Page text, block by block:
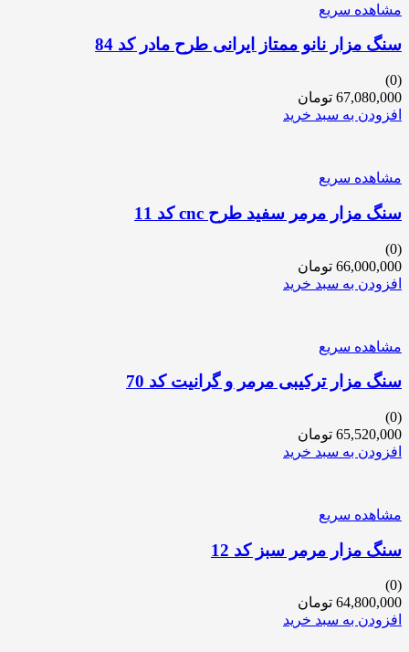
مشاهده سریع
سنگ مزار نانو ممتاز ایرانی طرح مادر کد 84
(0)
67,080,000 تومان
افزودن به سبد خرید
مشاهده سریع
سنگ مزار مرمر سفید طرح cnc کد 11
(0)
66,000,000 تومان
افزودن به سبد خرید
مشاهده سریع
سنگ مزار ترکیبی مرمر و گرانیت کد 70
(0)
65,520,000 تومان
افزودن به سبد خرید
مشاهده سریع
سنگ مزار مرمر سبز کد 12
(0)
64,800,000 تومان
افزودن به سبد خرید